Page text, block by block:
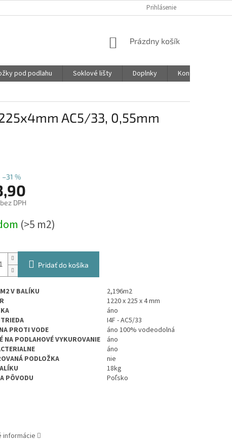
Prihlásenie
NÁKUPNÝ
Prázdny košík
pod podlahu Soklové lišty Doplnky
Kontakty
AC5/33, 0,55mm
–31 %
DPH
(>5 m2)
Pridať do košíka
V BALÍKU 2,196m2
1220 x 225 x 4 mm
áno
I4F - AC5/33
PROTI VODE
áno 100% vodeodolná
NA PODLAHOVÉ VYKUROVANIE
áno
áno
PODLOŽKA
nie
18kg
PÔVODU
Poľsko
informácie